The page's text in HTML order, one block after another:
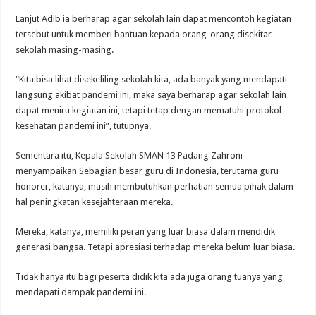
Lanjut Adib ia berharap agar sekolah lain dapat mencontoh kegiatan
tersebut untuk memberi bantuan kepada orang-orang disekitar
sekolah masing-masing.
“Kita bisa lihat disekeliling sekolah kita, ada banyak yang mendapati
langsung akibat pandemi ini, maka saya berharap agar sekolah lain
dapat meniru kegiatan ini, tetapi tetap dengan mematuhi protokol
kesehatan pandemi ini”, tutupnya.
Sementara itu, Kepala Sekolah SMAN 13 Padang Zahroni
menyampaikan Sebagian besar guru di Indonesia, terutama guru
honorer, katanya, masih membutuhkan perhatian semua pihak dalam
hal peningkatan kesejahteraan mereka.
Mereka, katanya, memiliki peran yang luar biasa dalam mendidik
generasi bangsa. Tetapi apresiasi terhadap mereka belum luar biasa.
Tidak hanya itu bagi peserta didik kita ada juga orang tuanya yang
mendapati dampak pandemi ini.